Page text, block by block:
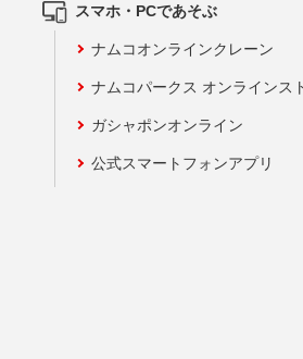
スマホ・PCであそぶ
ナムコオンラインクレーン
ナムコパークス オンラインス
ガシャポンオンライン
公式スマートフォンアプリ